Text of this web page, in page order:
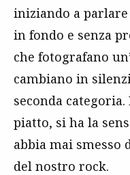
iniziando a
in fondo e senza
che fotografano
cambiano in
seconda
piatto, si ha la
abbia mai smesso
del nostro rock.